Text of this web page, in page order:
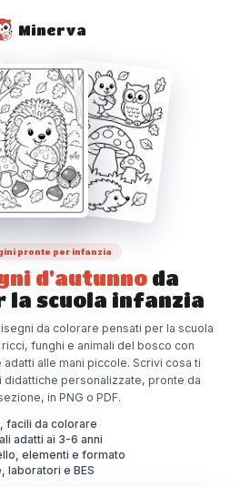
Minerva
pronte per infanzia
d'autunnoda
la scuola infanzia
da colorare pensati per la scuola
funghi e animali del bosco con
alle mani piccole. Scrivi cosa ti
didattiche personalizzate, pronte da
in PNG o PDF.
facili da colorare
adatti ai 3-6 anni
elementi e formato
laboratori e BES